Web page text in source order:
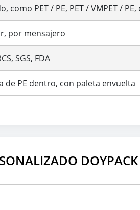
como PET / PE, PET / VMPET / PE,
por mensajero
SGS, FDA
de PE dentro, con paleta envuelta